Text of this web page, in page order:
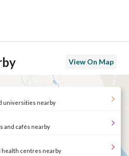
View On Map
universities nearby
and cafés nearby
health centres nearby